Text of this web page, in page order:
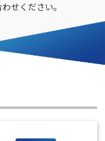
せください。